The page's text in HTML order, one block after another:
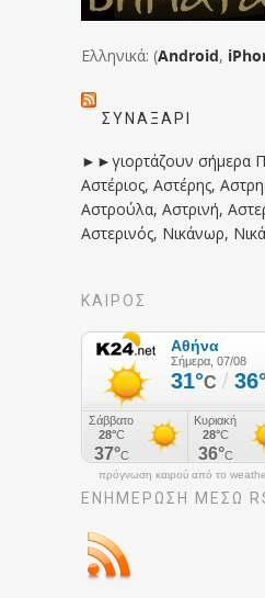
Ελληνικά: (Android,
ΣΥΝΑΞΆΡΙ
►►γιορτάζουν σήμερα
Αστέριος, Αστέρης,
Αστρούλα, Αστρινή,
Αστερινός, Νικάνωρ,
ΚΑΙΡΟΣ
πρόγνωση καιρού από το
ΕΝΗΜΈΡΩΣΉ ΜΕΣΩ